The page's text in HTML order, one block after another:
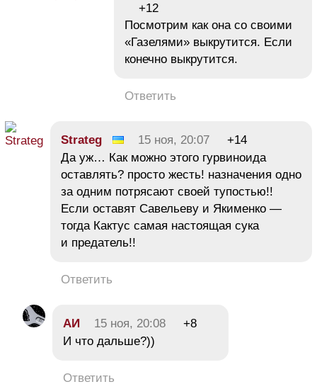
+12
Посмотрим как она со своими
«Газелями» выкрутится. Если
конечно выкрутится.
Ответить
Strateg 15 ноя, 20:07
+14
Да уж… Как можно этого гурвиноида
оставлять? просто жесть! назначения одно
за одним потрясают своей тупостью!!
Если оставят Савельеву и Якименко —
тогда Кактус самая настоящая сука
и предатель!!
Ответить
АИ 15 ноя, 20:08
+8
И что дальше?))
Ответить